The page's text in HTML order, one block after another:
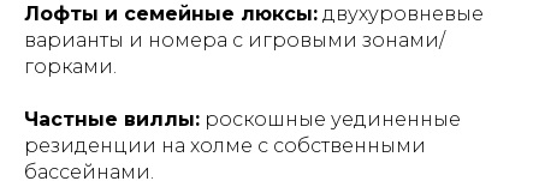
Лофты и семейные люксы: двухуровневые
варианты и номера с игровыми зонами/
горками.
Частные виллы: роскошные уединенные
резиденции на холме с собственными
бассейнами.